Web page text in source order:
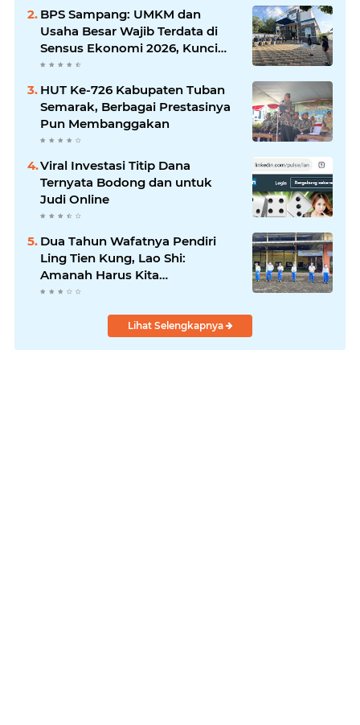
Komunikasi Antar-Kades untuk
Memajukan Desa
BPS Sampang: UMKM dan
Usaha Besar Wajib Terdata di
Sensus Ekonomi 2026, Kunci
Kebijakan Tepat Sasaran
HUT Ke-726 Kabupaten Tuban
Semarak, Berbagai Prestasinya
Pun Membanggakan
Viral Investasi Titip Dana
Ternyata Bodong dan untuk
Judi Online
Dua Tahun Wafatnya Pendiri
Ling Tien Kung, Lao Shi:
Amanah Harus Kita
Laksanakan!
Lihat Selengkapnya